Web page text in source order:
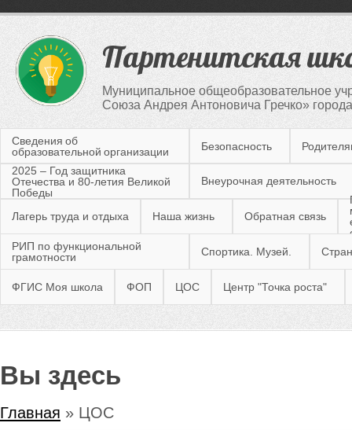
Партенитская
Муниципальное общеобразовательное
Союза Андрея Антоновича Гречко»
Сведения об
образовательной организации
Безопасность
2025 – Год защитника
Отечества и 80-летия Великой
Победы
Внеурочная деятельность
Лагерь труда и отдыха Наша жизнь Обратная связь
РИП по функциональной
грамотности
Спортика. Музей.
ФГИС Моя школа ФОП ЦОС Центр "Точка роста"
Вы здесь
Главная » ЦОС